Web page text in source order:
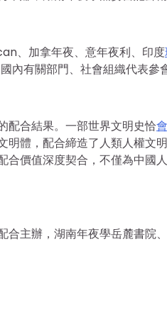
、加拿年夜、意年夜利、印度
有關部門、社會組織代表參
配合結果。一部世界文明史恰
體，配合締造了人類人權文
合價值深度契合，不僅為中國
主辦，湖南年夜學岳麓書院